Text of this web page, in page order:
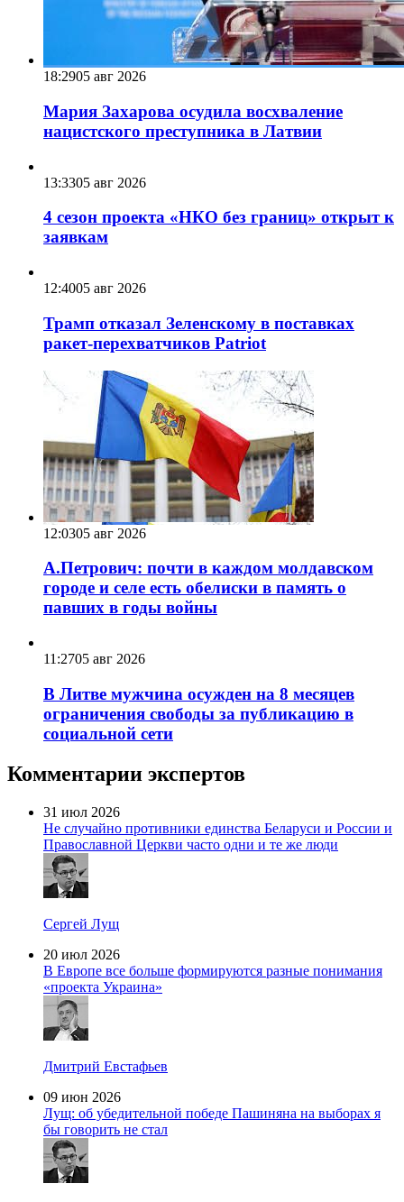
18:2905 авг 2026
Мария Захарова осудила восхваление
нацистского преступника в Латвии
13:3305 авг 2026
4 сезон проекта «НКО без границ» открыт к
заявкам
12:4005 авг 2026
Трамп отказал Зеленскому в поставках
ракет-перехватчиков Patriot
12:0305 авг 2026
А.Петрович: почти в каждом молдавском
городе и селе есть обелиски в память о
павших в годы войны
11:2705 авг 2026
В Литве мужчина осужден на 8 месяцев
ограничения свободы за публикацию в
социальной сети
Комментарии экспертов
31 июл 2026
Не случайно противники единства Беларуси и России и
Православной Церкви часто одни и те же люди
Сергей Лущ
20 июл 2026
В Европе все больше формируются разные понимания
«проекта Украина»
Дмитрий Евстафьев
09 июн 2026
Лущ: об убедительной победе Пашиняна на выборах я
бы говорить не стал